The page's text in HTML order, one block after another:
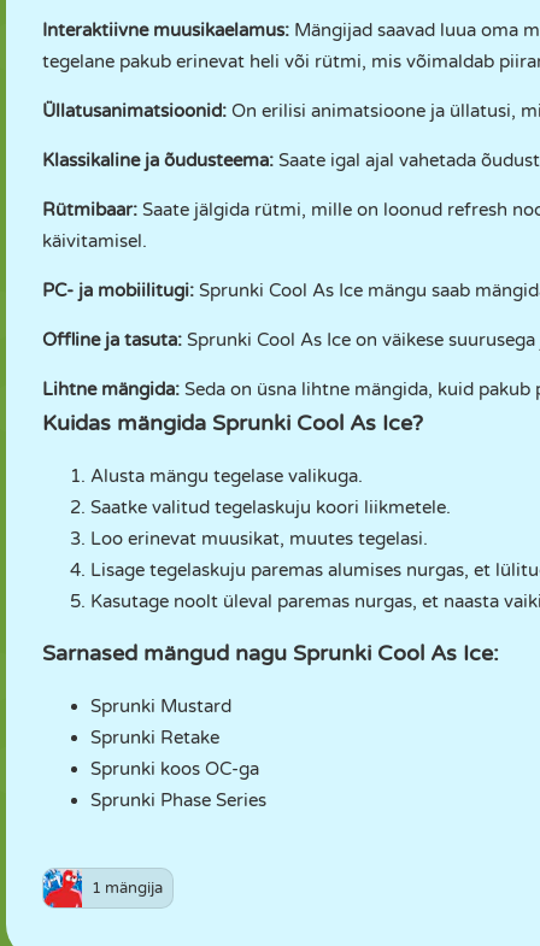
Interaktiivne muusikaelamus: Mängijad saavad luua oma
tegelane pakub erinevat heli või rütmi, mis võimaldab
Üllatusanimatsioonid: On erilisi animatsioone ja üllatusi,
Klassikaline ja õudusteema: Saate igal ajal vahetada
Rütmibaar: Saate jälgida rütmi, mille on loonud refresh
käivitamisel.
PC- ja mobiilitugi: Sprunki Cool As Ice mängu saab
Offline ja tasuta: Sprunki Cool As Ice on väikese
Lihtne mängida: Seda on üsna lihtne mängida, kuid
Kuidas mängida Sprunki Cool As Ice?
Alusta mängu tegelase valikuga.
Saatke valitud tegelaskuju koori liikmetele.
Loo erinevat muusikat, muutes tegelasi.
Lisage tegelaskuju paremas alumises nurgas, et
Kasutage noolt üleval paremas nurgas, et naasta
Sarnased mängud nagu Sprunki Cool As Ice:
Sprunki Mustard
Sprunki Retake
Sprunki koos OC-ga
Sprunki Phase Series
1 mängija